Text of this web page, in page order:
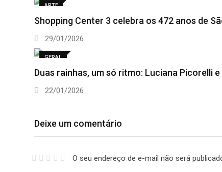
ARTE
Shopping Center 3 celebra os 472 anos de
29/01/2026
GERAL
Duas rainhas, um só ritmo: Luciana Picorelli
22/01/2026
Deixe um comentário
O seu endereço de e-mail não será